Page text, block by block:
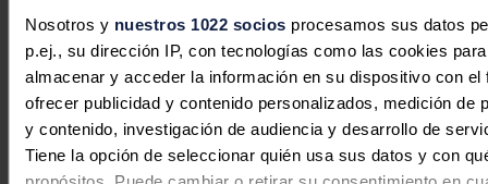
Nosotros y nuestros 1022 socios procesamos sus datos
p.ej., su dirección IP, con tecnologías como las cookies para
almacenar y acceder la información en su dispositivo con el
ofrecer publicidad y contenido personalizados, medición de
y contenido, investigación de audiencia y desarrollo de
Tiene la opción de seleccionar quién usa sus datos y con
Noticias relacionadas
El Gobierno cambia las reglas del
ahorro energético obligatorio para